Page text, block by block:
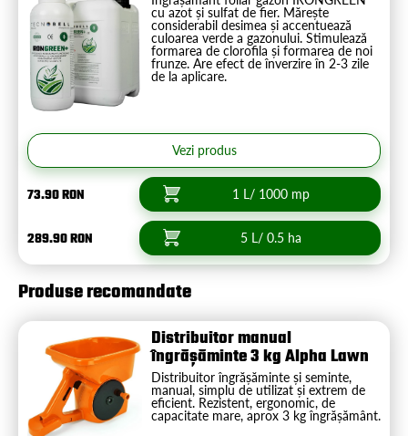
cu azot și sulfat de fier. Mărește
considerabil desimea și accentuează
culoarea verde a gazonului. Stimulează
formarea de clorofila și formarea de noi
frunze. Are efect de înverzire în 2-3 zile
de la aplicare.
Vezi produs
73.90 RON 1 L/ 1000 mp
289.90 RON 5 L/ 0.5 ha
Produse recomandate
Distribuitor manual
îngrășăminte 3 kg Alpha Lawn
Distribuitor îngrășăminte și seminte,
manual, simplu de utilizat și extrem de
eficient. Rezistent, ergonomic, de
capacitate mare, aprox 3 kg îngrășământ.